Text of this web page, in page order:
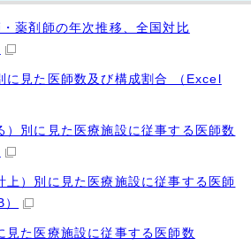
薬剤師の年次推移、全国対比
に見た医師数及び構成割合 （Excel
）別に見た医療施設に従事する医師数
上）別に見た医療施設に従事する医師
見た医療施設に従事する医師数